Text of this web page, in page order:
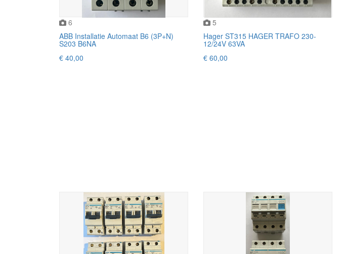
6
ABB Installatie Automaat B6 (3P+N)
S203 B6NA
€ 40,00
5
Hager ST315 HAGER TRAFO 230-
12/24V 63VA
€ 60,00